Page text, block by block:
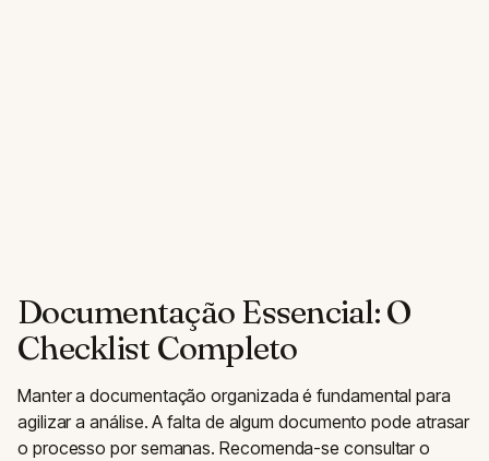
Documentação Essencial: O
Checklist Completo
Manter a documentação organizada é fundamental para
agilizar a análise. A falta de algum documento pode atrasar
o processo por semanas. Recomenda-se consultar o